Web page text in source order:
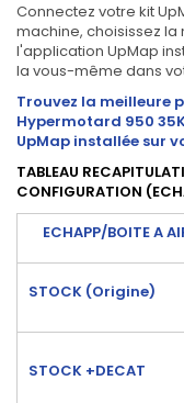
Connectez votre kit
machine, choisissez
l'application UpMap
la vous-même dans
Trouvez la meilleure
Hypermotard 950
UpMap installée sur
TABLEAU
CONFIGURATION
ECHAPP/BOITE A
STOCK (Origine)
STOCK +DECAT